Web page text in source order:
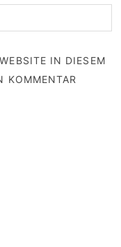
IN DIESEM
KOMMENTAR